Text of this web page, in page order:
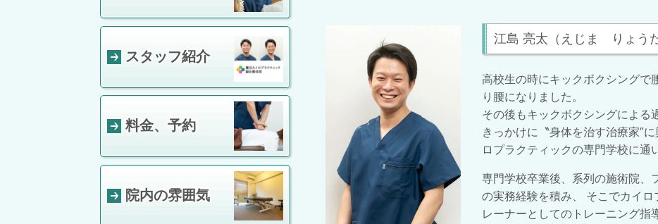
江島 亮太（えじま りょうた
高校生の時にキックボクシングで
り腰になりました。
その後もキックボクシングによる
きっかけに〝身体を治す治療家″
ロプラクティックの専門学校に通
専門学校卒業後、系列の施術院、
の実務経験を積み、 そこでカイ
レーナーとしてのトレーニング指
スタッフ紹介
料金、予約
院内の雰囲気